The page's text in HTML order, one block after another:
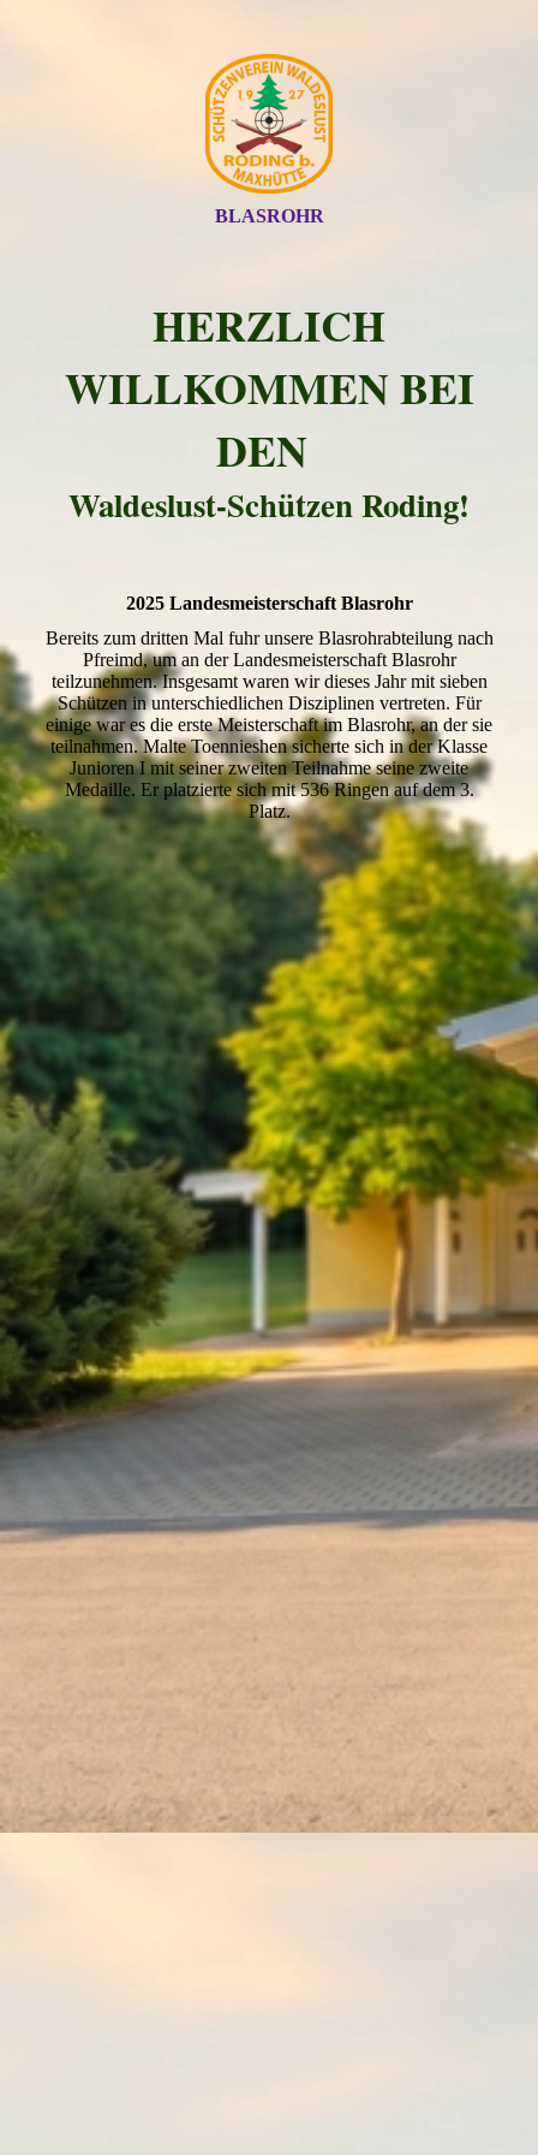
BLASROHR
HERZLICH
WILLKOMMEN BEI
DEN
Waldeslust-Schützen Roding!
2025 Landesmeisterschaft Blasrohr
Bereits zum dritten Mal fuhr unsere Blasrohrabteilung nach
Pfreimd, um an der Landesmeisterschaft Blasrohr
teilzunehmen. Insgesamt waren wir dieses Jahr mit sieben
Schützen in unterschiedlichen Disziplinen vertreten. Für
einige war es die erste Meisterschaft im Blasrohr, an der sie
teilnahmen. Malte Toennieshen sicherte sich in der Klasse
Junioren I mit seiner zweiten Teilnahme seine zweite
Medaille. Er platzierte sich mit 536 Ringen auf dem 3.
Platz.